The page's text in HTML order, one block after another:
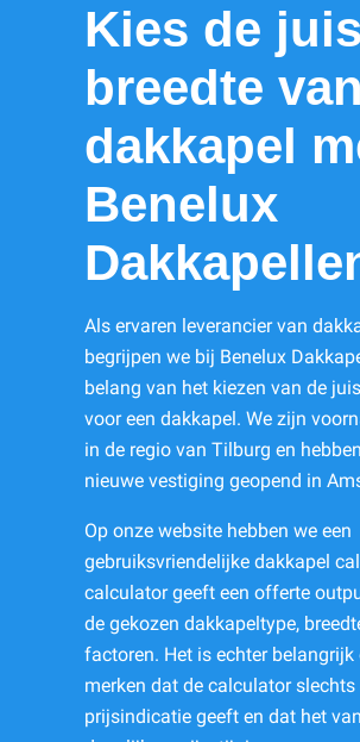
Kies de
breedte
dakkapel
Benelux
Als ervaren leverancier van
begrijpen we bij Benelux
belang van het kiezen van de
voor een dakkapel. We zijn
in de regio van Tilburg en
nieuwe vestiging geopend in
Op onze website hebben we een
gebruiksvriendelijke dakkapel
calculator geeft een offerte
de gekozen dakkapeltype,
factoren. Het is echter belangrijk
merken dat de calculator slechts
prijsindicatie geeft en dat het